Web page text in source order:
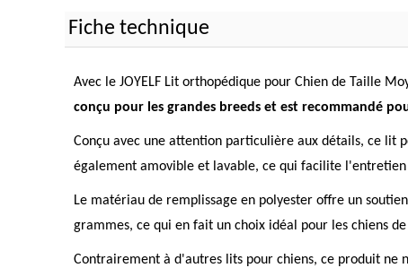
Fiche technique
Avec le JOYELF Lit orthopédique pour Chien de Taille
conçu pour les grandes breeds et est recommandé
Conçu avec une attention particulière aux détails, ce lit
également amovible et lavable, ce qui facilite
Le matériau de remplissage en polyester offre un
grammes, ce qui en fait un choix idéal pour les chiens
Contrairement à d'autres lits pour chiens, ce produit ne